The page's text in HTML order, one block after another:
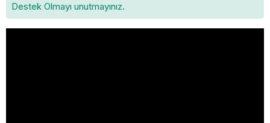
Destek Olmayı unutmayınız.